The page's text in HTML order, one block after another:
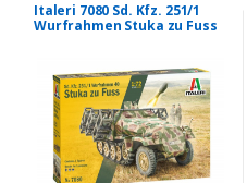
Italeri 7080 Sd. Kfz. 251/1
Wurfrahmen Stuka zu Fuss